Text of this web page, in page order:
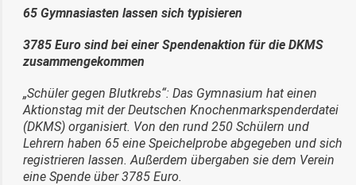
65 Gymnasiasten lassen sich typisieren
3785 Euro sind bei einer Spendenaktion für die DKMS
zusammengekommen
„Schüler gegen Blutkrebs“: Das Gymnasium hat einen
Aktionstag mit der Deutschen Knochenmarkspenderdatei
(DKMS) organisiert. Von den rund 250 Schülern und
Lehrern haben 65 eine Speichelprobe abgegeben und sich
registrieren lassen. Außerdem übergaben sie dem Verein
eine Spende über 3785 Euro.